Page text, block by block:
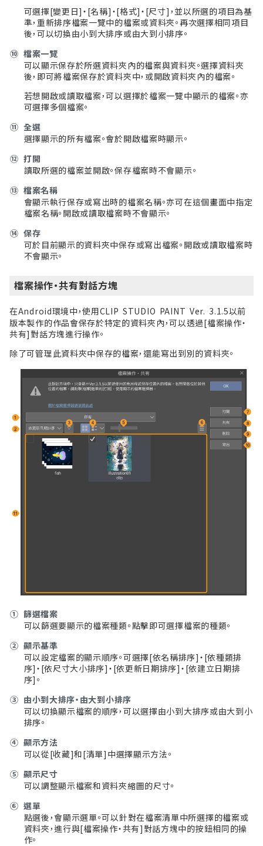
可選擇[變更日]・[名稱]・[格式]・[尺寸]，並以所選的項目為基
準，重新排序檔案一覽中的檔案或資料夾。再次選擇相同項目
後，可以切換由小到大排序或由大到小排序。
⑩ 檔案一覽
可以顯示保存於所選資料夾內的檔案與資料夾。選擇資料夾
後，即可將檔案保存於資料夾中，或開啟資料夾內的檔案。
若想開啟或讀取檔案，可以選擇於檔案一覽中顯示的檔案。亦
可選擇多個檔案。
⑪ 全選
選擇顯示的所有檔案。會於開啟檔案時顯示。
⑫ 打開
讀取所選的檔案並開啟。保存檔案時不會顯示。
⑬ 檔案名稱
會顯示執行保存或寫出時的檔案名稱。亦可在這個畫面中指定
檔案名稱。開啟或讀取檔案時不會顯示。
⑭ 保存
可於目前顯示的資料夾中保存或寫出檔案。開啟或讀取檔案時
不會顯示。
檔案操作・共有對話方塊
在Android環境中，使用CLIP STUDIO PAINT Ver. 3.1.5以前
版本製作的作品會保存於特定的資料夾內，可以透過[檔案操作・
共有]對話方塊進行操作。
除了可管理此資料夾中保存的檔案，還能寫出到別的資料夾。
① 篩選檔案
可以篩選要顯示的檔案種類。點擊即可選擇檔案的種類。
② 顯示基準
可以設定檔案的顯示順序。可選擇[依名稱排序]・[依種類排
序]・[依尺寸大小排序]・[依更新日期排序]・[依建立日期排
序]。
③ 由小到大排序・由大到小排序
可以切換顯示檔案的順序，可以選擇由小到大排序或由大到小
排序。
④ 顯示方法
可以從[收藏]和[清單]中選擇顯示方法。
⑤ 顯示尺寸
可以調整顯示檔案和資料夾縮圖的尺寸。
⑥ 選單
點選後，會顯示選單。可以針對在檔案清單中所選擇的檔案或
資料夾，進行與[檔案操作・共有]對話方塊中的按鈕相同的操
作。